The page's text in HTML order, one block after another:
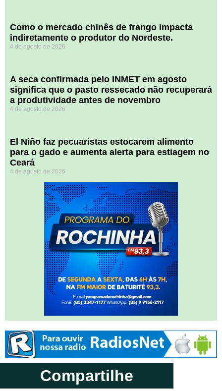
​Como o mercado chinês de frango impacta
indiretamente o produtor do Nordeste.
4 de agosto de 2026
A seca confirmada pelo INMET em agosto
significa que o pasto ressecado não recuperará
a produtividade antes de novembro
4 de agosto de 2026
El Niño faz pecuaristas estocarem alimento
para o gado e aumenta alerta para estiagem no
Ceará
4 de agosto de 2026
Compartilhe